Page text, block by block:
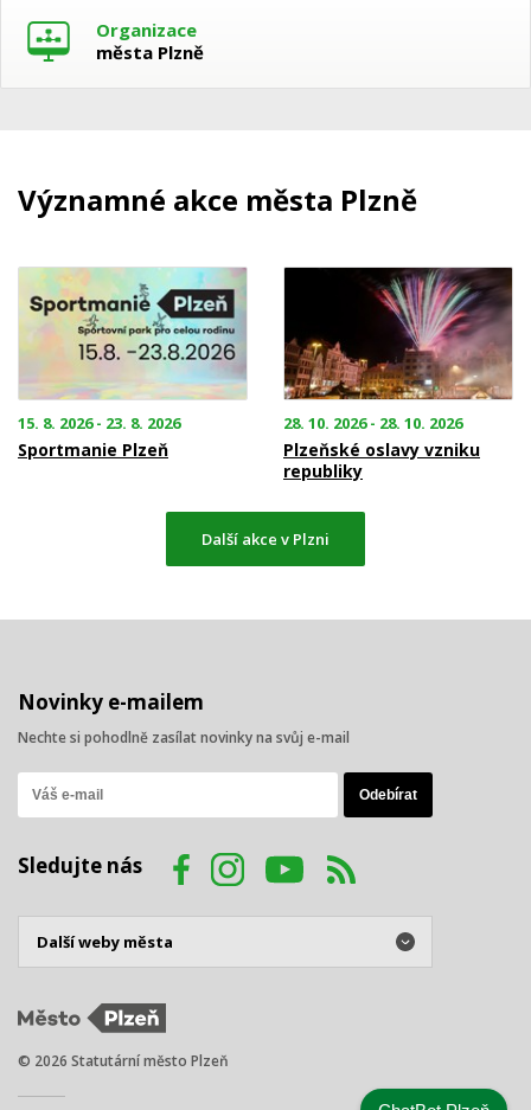
Organizace
města Plzně
Významné akce města Plzně
15. 8. 2026 - 23. 8. 2026
Sportmanie Plzeň
28. 10. 2026 - 28. 10. 2026
Plzeňské oslavy vzniku
republiky
Další akce v Plzni
Novinky e-mailem
Nechte si pohodlně zasílat novinky na svůj e-mail
Sledujte nás
© 2026 Statutární město Plzeň